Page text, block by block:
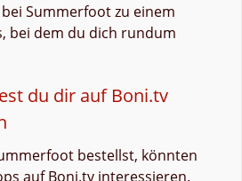
Summerfoot zu einem
bei dem du dich rundum
du dir auf Boni.tv
bestellst, könnten
auf Boni.tv interessieren.